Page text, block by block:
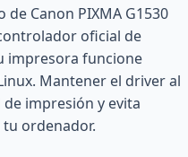
Canon PIXMA G1530
oficial de
impresora funcione
Mantener el driver al
impresión y evita
ordenador.